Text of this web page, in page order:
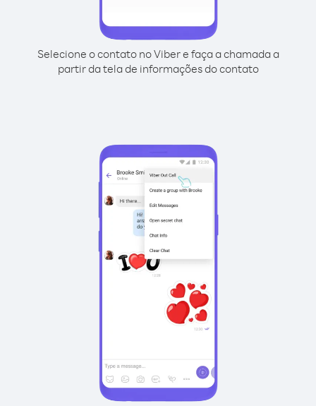
Selecione o contato no Viber e faça a chamada a
partir da tela de informações do contato